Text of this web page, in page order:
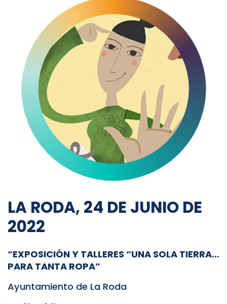
LA RODA, 24 DE JUNIO DE
2022
“EXPOSICIÓN Y TALLERES “UNA SOLA TIERRA…
PARA TANTA ROPA”
Ayuntamiento de La Roda